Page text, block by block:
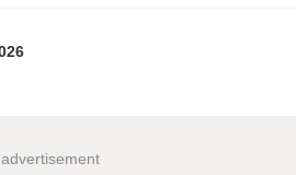
advertisement